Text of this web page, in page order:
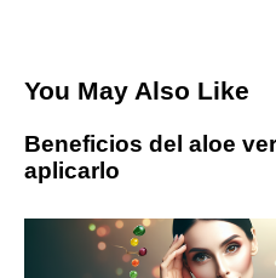
You May Also Like
Beneficios del aloe
aplicarlo